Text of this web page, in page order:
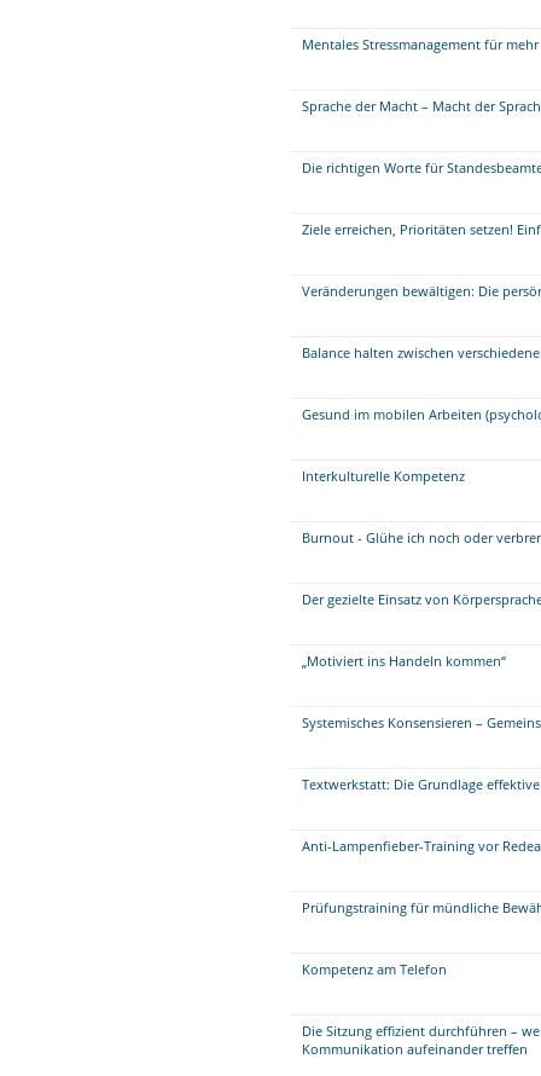
Mentales Stressmanagement für
Sprache der Macht – Macht der
Die richtigen Worte für
Ziele erreichen, Prioritäten setzen!
Veränderungen bewältigen: Die
Balance halten zwischen
Gesund im mobilen Arbeiten
Interkulturelle Kompetenz
Burnout - Glühe ich noch oder
Der gezielte Einsatz von
„Motiviert ins Handeln kommen“
Systemisches Konsensieren –
Textwerkstatt: Die Grundlage
Anti-Lampenfieber-Training vor
Prüfungstraining für mündliche
Kompetenz am Telefon
Die Sitzung effizient durchführen –
Kommunikation aufeinander treffen